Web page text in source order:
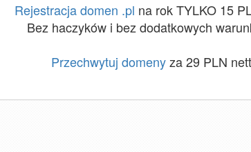
Rejestracja domen .pl na rok TYLKO 15
Bez haczyków i bez dodatkowych
Przechwytuj domenyza 29 PLN